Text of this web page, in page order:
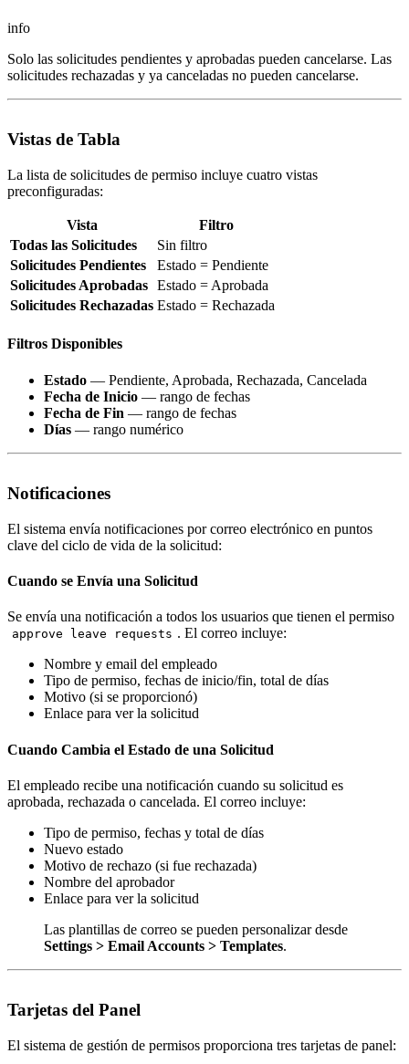
info
Solo las solicitudes pendientes y aprobadas pueden cancelarse. Las
solicitudes rechazadas y ya canceladas no pueden cancelarse.
Vistas de Tabla
La lista de solicitudes de permiso incluye cuatro vistas
preconfiguradas:
Vista
Filtro
Todas las Solicitudes
Sin filtro
Solicitudes Pendientes
Estado = Pendiente
Solicitudes Aprobadas Estado = Aprobada
Solicitudes Rechazadas Estado = Rechazada
Filtros Disponibles
Estado — Pendiente, Aprobada, Rechazada, Cancelada
Fecha de Inicio — rango de fechas
Fecha de Fin — rango de fechas
Días — rango numérico
Notificaciones
El sistema envía notificaciones por correo electrónico en puntos
clave del ciclo de vida de la solicitud:
Cuando se Envía una Solicitud
Se envía una notificación a todos los usuarios que tienen el permiso
approve leave requests . El correo incluye:
Nombre y email del empleado
Tipo de permiso, fechas de inicio/fin, total de días
Motivo (si se proporcionó)
Enlace para ver la solicitud
Cuando Cambia el Estado de una Solicitud
El empleado recibe una notificación cuando su solicitud es
aprobada, rechazada o cancelada. El correo incluye:
Tipo de permiso, fechas y total de días
Nuevo estado
Motivo de rechazo (si fue rechazada)
Nombre del aprobador
Enlace para ver la solicitud
Las plantillas de correo se pueden personalizar desde
Settings > Email Accounts > Templates.
Tarjetas del Panel
El sistema de gestión de permisos proporciona tres tarjetas de panel: